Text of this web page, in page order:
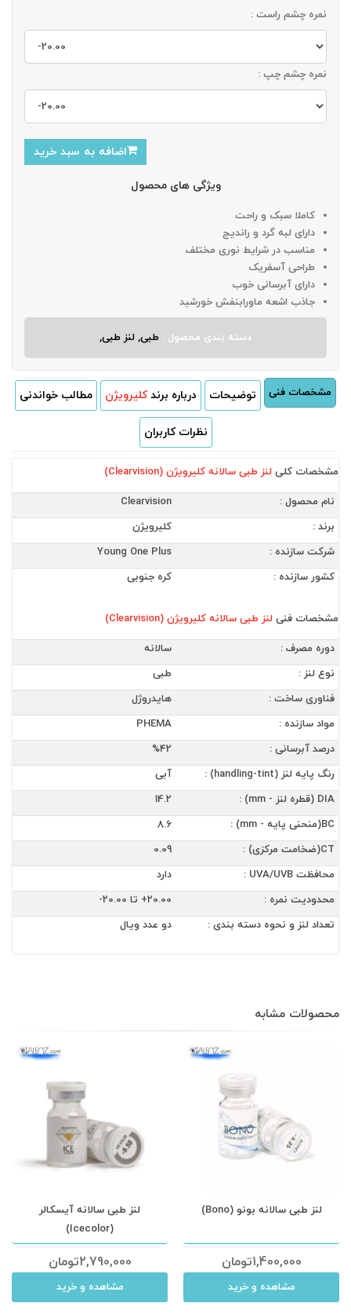
نمره چشم راست :
نمره چشم چپ :
اضافه به سبد خرید
ویژگی های محصول
کاملا سبک و راحت
دارای لبه گرد و راندیج
مناسب در شرایط نوری مختلف
طراحی آسفریک
دارای آبرسانی خوب
جاذب اشعه ماورابنفش خورشید
دسته بندی محصول : طبی, لنز طبی,
مشخصات فنی توضیحات درباره برندکلیرویژن مطالب خواندنی
نظرات کاربران
مشخصات کلی لنز طبی سالانه کلیرویژن (Clearvision)
نام محصول :
Clearvision
برند :
کلیرویژن
شرکت سازنده :
Young One Plus
کشور سازنده :
کره جنوبی
مشخصات فنی لنز طبی سالانه کلیرویژن (Clearvision)
دوره مصرف :
سالانه
نوع لنز :
طبی
فناوری ساخت :
هایدروژل
مواد سازنده :
PHEMA
درصد آبرسانی :
%42
رنگ پایه لنز (handling-tint) :
آبی
DIA (قطره لنز - mm) :
14.2
BC(منحنی پایه - mm) :
8.6
CT(ضخامت مرکزی) :
0.09
محافظت UVA/UVB :
دارد
محدودیت نمره :
20.00+ تا 20.00-
تعداد لنز و نحوه دسته بندی :
دو عدد ویال
محصولات مشابه
لنز طبی سالانه آیسکالر
(Icecolor)
2,790,000تومان
مشاهده و خرید
لنز طبی سالانه بونو (Bono)
1,400,000تومان
مشاهده و خرید